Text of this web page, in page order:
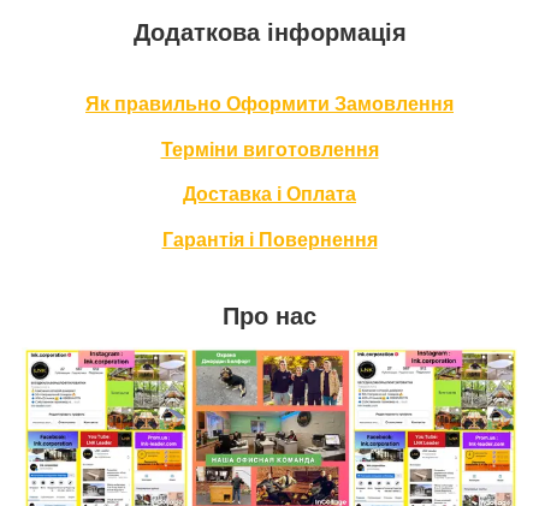
Додаткова інформація
Як правильно Оформити Замовлення
Терміни виготовлення
Доставка і Оплата
Гарантія і Повернення
Про нас